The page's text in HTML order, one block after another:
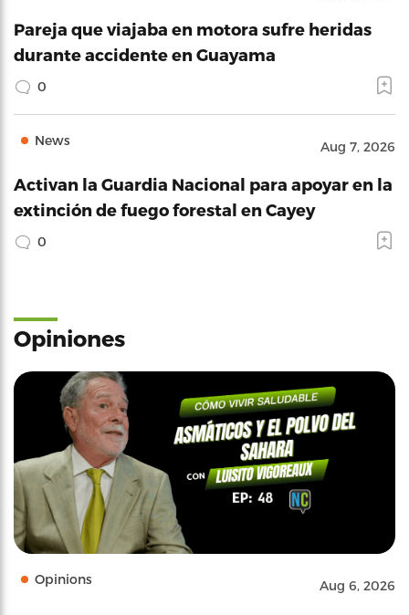
Pareja que viajaba en motora sufre heridas
durante accidente en Guayama
0
News Aug 7, 2026
Activan la Guardia Nacional para apoyar en la
extinción de fuego forestal en Cayey
0
Opiniones
Opinions Aug 6, 2026